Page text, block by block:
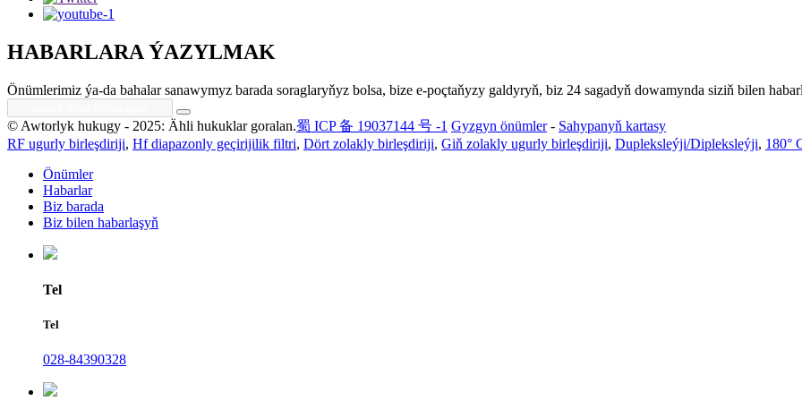
HABARLARA ÝAZYLMAK
Önümlerimiz ýa-da bahalar sanawymyz barada soraglaryňyz bolsa, bize e-poçtaňyzy galdyryň, biz 24 sagadyň dowamynda siziň bilen
© Awtorlyk hukugy - 2025: Ähli hukuklar goralan.蜀 ICP 备 19037144 号 -1 Gyzgyn önümler- Sahypanyň kartasy
RF ugurly birleşdiriji, Hf diapazonly geçirijilik filtri, Dört zolakly birleşdiriji, Giň zolakly ugurly birleşdiriji, Dupleksleýji/Dipleksleýji, 180°
Önümler
Habarlar
Biz barada
Biz bilen habarlaşyň
Tel
Tel
028-84390328